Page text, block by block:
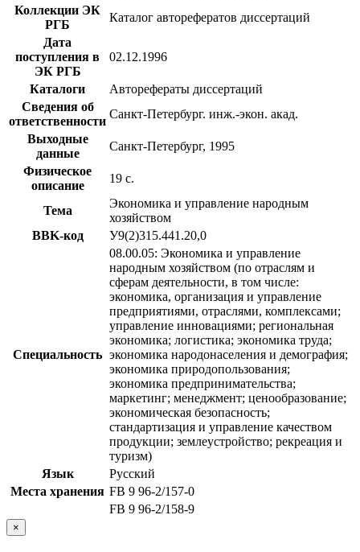
Коллекции ЭК
РГБ
Каталог авторефератов диссертаций
Дата
поступления в
ЭК РГБ
02.12.1996
Каталоги
Авторефераты диссертаций
Сведения об
ответственности
Санкт-Петербург. инж.-экон. акад.
Выходные
данные
Санкт-Петербург, 1995
Физическое
описание
19 с.
Тема
Экономика и управление народным
хозяйством
BBK-код
У9(2)315.441.20,0
Специальность
08.00.05: Экономика и управление
народным хозяйством (по отраслям и
сферам деятельности, в том числе:
экономика, организация и управление
предприятиями, отраслями, комплексами;
управление инновациями; региональная
экономика; логистика; экономика труда;
экономика народонаселения и демография;
экономика природопользования;
экономика предпринимательства;
маркетинг; менеджмент; ценообразование;
экономическая безопасность;
стандартизация и управление качеством
продукции; землеустройство; рекреация и
туризм)
Язык
Русский
Места хранения FB 9 96-2/157-0
FB 9 96-2/158-9
×